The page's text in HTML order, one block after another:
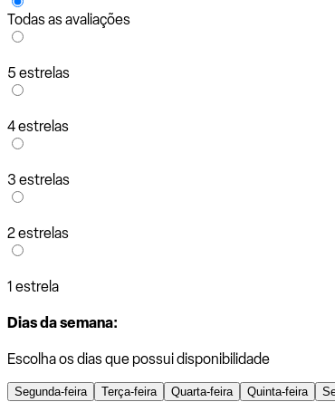
Todas as avaliações
5 estrelas
4 estrelas
3 estrelas
2 estrelas
1 estrela
Dias da semana:
Escolha os dias que possui disponibilidade
Segunda-feira Terça-feira Quarta-feira Quinta-feira